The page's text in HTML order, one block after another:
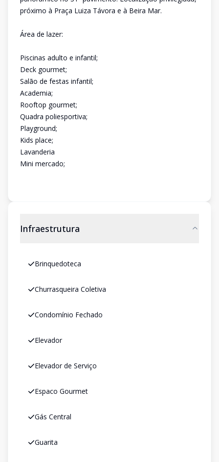
próximo à Praça Luiza Távora e à Beira Mar.
Área de lazer:
Piscinas adulto e infantil;
Deck gourmet;
Salão de festas infantil;
Academia;
Rooftop gourmet;
Quadra poliesportiva;
Playground;
Kids place;
Lavanderia
Mini mercado;
Infraestrutura
Brinquedoteca
Churrasqueira Coletiva
Condomínio Fechado
Elevador
Elevador de Serviço
Espaco Gourmet
Gás Central
Guarita